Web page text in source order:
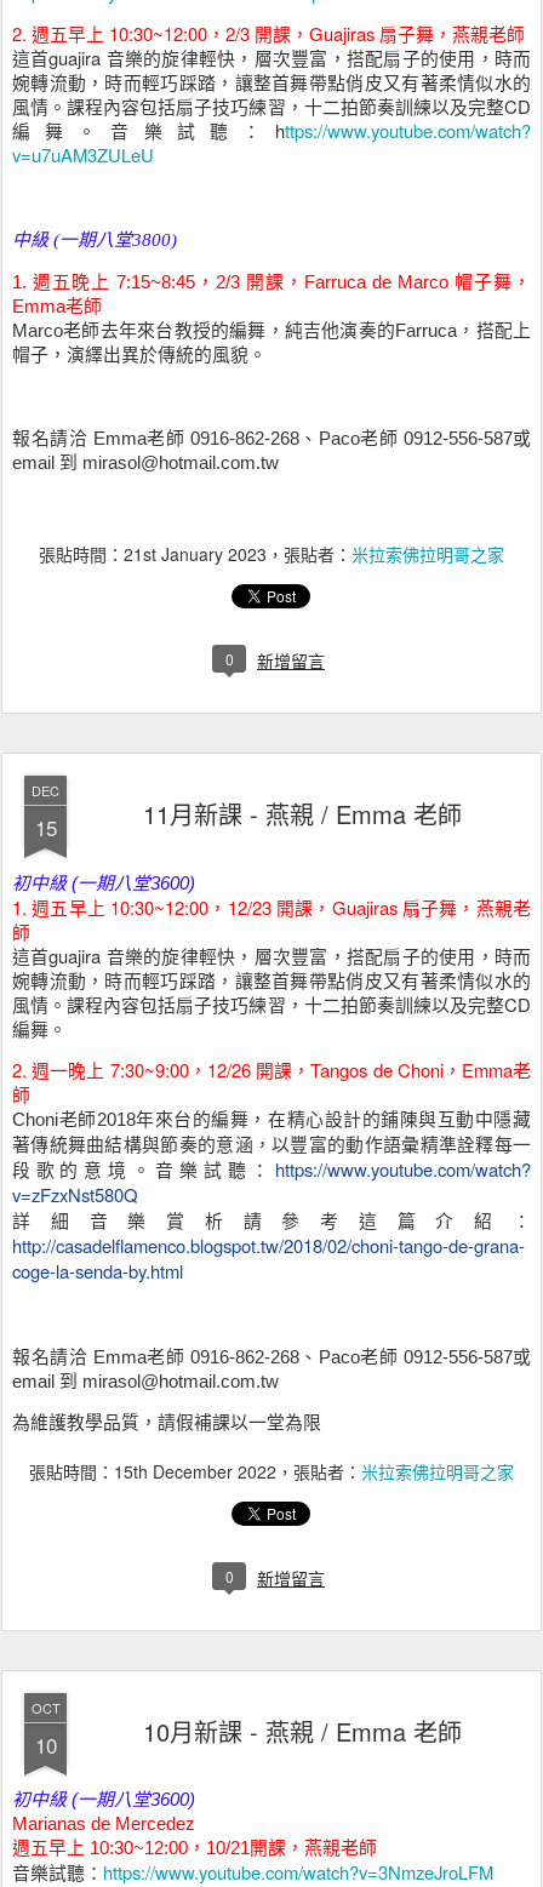
2. 週五早上 10:30~12:00，2/3 開課，Guajiras 扇子舞，燕親老師
這首guajira 音樂的旋律輕快，層次豐富，搭配扇子的使用，時而
婉轉流動，時而輕巧踩踏，讓整首舞帶點俏皮又有著柔情似水的
風情。課程內容包括扇子技巧練習，十二拍節奏訓練以及完整CD
編舞。音樂試聽：https://www.youtube.com/watch?
v=u7uAM3ZULeU
中級 (一期八堂3800)
1. 週五晚上 7:15~8:45，2/3 開課，Farruca de Marco 帽子舞，
Emma老師
Marco老師去年來台教授的編舞，純吉他演奏的Farruca，搭配上
帽子，演繹出異於傳統的風貌。
報名請洽 Emma老師 0916-862-268、Paco老師 0912-556-587或
email 到 mirasol@hotmail.com.tw
張貼時間： 21st January 2023 ，張貼者： 米拉索佛拉明哥之家
0 新增留言
DEC
15 11月新課 - 燕親 / Emma 老師
初中級 (一期八堂3600)
1.週五早上 10:30~12:00，12/23 開課，Guajiras 扇子舞，燕親老
師
這首guajira 音樂的旋律輕快，層次豐富，搭配扇子的使用，時而
婉轉流動，時而輕巧踩踏，讓整首舞帶點俏皮又有著柔情似水的
風情。課程內容包括扇子技巧練習，十二拍節奏訓練以及完整CD
編舞。
2. 週一晚上 7:30~9:00，12/26 開課，Tangos de Choni，Emma老
師
Choni老師2018年來台的編舞，在精心設計的鋪陳與互動中隱藏
著傳統舞曲結構與節奏的意涵，以豐富的動作語彙精準詮釋每一
段歌的意境。音樂試聽： https://www.youtube.com/watch?
v=zFzxNst580Q
詳細音樂賞析請參考這篇介紹：
http://casadelflamenco.blogspot.tw/2018/02/choni-tango-de-grana-
coge-la-senda-by.html
報名請洽 Emma老師 0916-862-268、Paco老師 0912-556-587或
email 到 mirasol@hotmail.com.tw
為維護教學品質，請假補課以一堂為限
張貼時間： 15th December 2022 ，張貼者： 米拉索佛拉明哥之家
0 新增留言
OCT
10 10月新課 - 燕親 / Emma 老師
初中級 (一期八堂3600)
Marianas de Mercedez
週五早上 10:30~12:00，10/21開課，燕親老師
音樂試聽： https://www.youtube.com/watch?v=3NmzeJroLFM